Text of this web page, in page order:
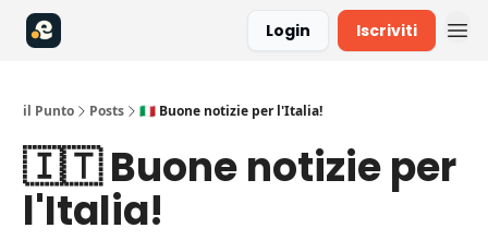
Login Iscriviti
il Punto Posts 🇮🇹 Buone notizie per l'Italia!
🇮🇹 Buone notizie per
l'Italia!